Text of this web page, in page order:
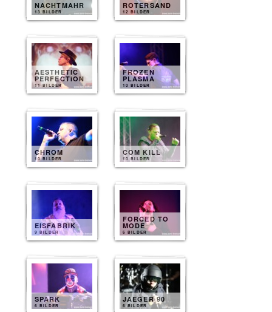
NACHTMAHR
13 BILDER
ROTERSAND
12 BILDER
AESTHETIC
PERFECTION
11 BILDER
FROZEN
PLASMA
10 BILDER
CHROM
10 BILDER
COM KILL
10 BILDER
EISFABRIK
9 BILDER
FORCED TO
MODE
6 BILDER
SPARK
6 BILDER
JAEGER 90
6 BILDER